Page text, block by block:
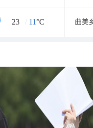
23 / 11°C 曲美